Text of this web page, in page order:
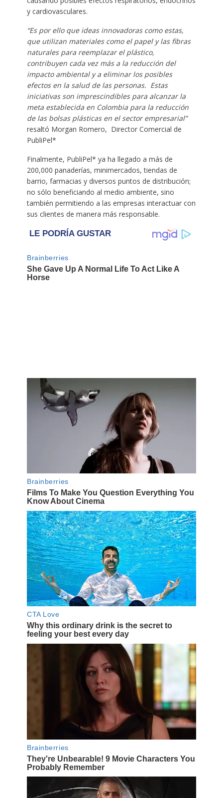
y cardiovasculares.
“Es por ello que ideas innovadoras como estas,
que utilizan materiales como el papel y las fibras
naturales para reemplazar el plástico,
contribuyen cada vez más a la reducción del
impacto ambiental y a eliminar los posibles
efectos en la salud de las personas. Estas
iniciativas son imprescindibles para alcanzar la
meta establecida en Colombia para la reducción
de las bolsas plásticas en el sector empresarial”
resaltó Morgan Romero, Director Comercial de
PubliPel*
Finalmente, PubliPel* ya ha llegado a más de
200,000 panaderías, minimercados, tiendas de
barrio, farmacias y diversos puntos de distribución;
no sólo beneficiando al medio ambiente, sino
también permitiendo a las empresas interactuar con
sus clientes de manera más responsable.